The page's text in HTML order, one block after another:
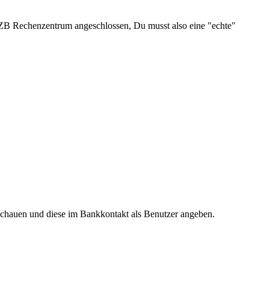
Rechenzentrum angeschlossen, Du musst also eine "echte"
und diese im Bankkontakt als Benutzer angeben.